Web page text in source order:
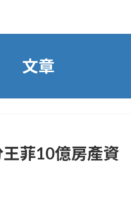
文章
菲10億房產資